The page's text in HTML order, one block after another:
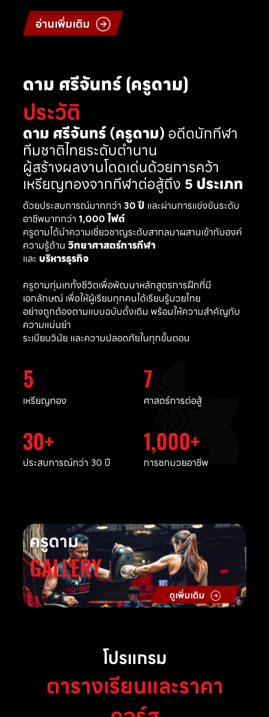
อ่านเพิ่มเติม
ดาม ศรีจันทร์ (ครูดาม)
ประวัติ
ดาม ศรีจันทร์ (ครูดาม)อดีตนักกีฬา
ทีมชาติไทยระดับตำนาน
ผู้สร้างผลงานโดดเด่นด้วยการคว้า
เหรียญทองจากกีฬาต่อสู้ถึง 5 ประเภท
ด้วยประสบการณ์มากกว่า 30 ปี และผ่านการแข่งขันระดับ
อาชีพมากกว่า 1,000 ไฟต์
ครูดามได้นำความเชี่ยวชาญระดับสากลมาผสานเข้ากับองค์
ความรู้ด้าน วิทยาศาสตร์การกีฬา
และ บริหารธุรกิจ
ครูดามทุ่มเททั้งชีวิตเพื่อพัฒนาหลักสูตรการฝึกที่มี
เอกลักษณ์ เพื่อให้ผู้เรียนทุกคนได้เรียนรู้มวยไทย
อย่างถูกต้องตามแบบฉบับดั้งเดิม พร้อมให้ความสำคัญกับ
ความแม่นยำ
ระเบียบวินัย และความปลอดภัยในทุกขั้นตอน
5
เหรียญทอง
7
ศาสตร์การต่อสู้
30
ประสบการณ์กว่า 30 ปี
1,000
การชกมวยอาชีพ
ครูดาม
GALLERY
ดูเพิ่มเติม
โปรแกรม
ตารางเรียนและราคา